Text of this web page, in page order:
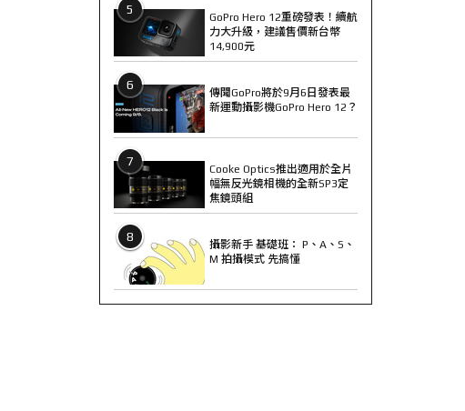
5
GoPro Hero 12重磅發表！續航
力大升級，建議售價新台幣
14,900元
6
傳聞GoPro將於9月6日發表最
新運動攝影機GoPro Hero 12？
7
Cooke Optics推出適用於全片
幅無反光鏡相機的全新SP3定
焦鏡頭組
8
攝影新手 基礎班： P、A、S、
M 拍攝模式 先搞懂